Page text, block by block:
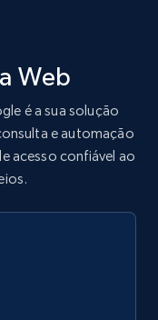
Web
é a sua solução
e automação
acesso confiável ao